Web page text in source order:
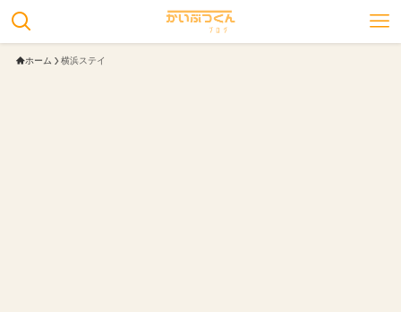
ホーム 横浜ステイ